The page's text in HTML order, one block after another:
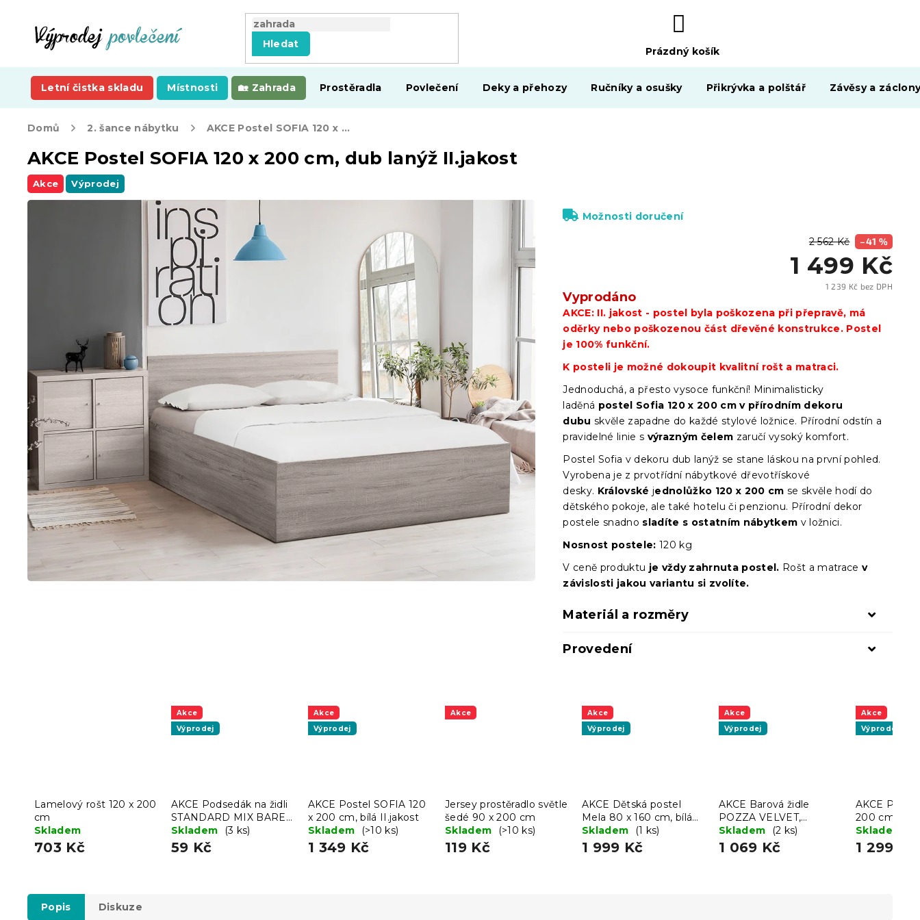
Hledat
NÁKUPNÍ
KOŠÍK
Prázdný košík
Letní čistka skladu Místnosti Zahrada Prostěradla Povlečení Deky a přehozy Ručníky a osušky Přikrývka a polštář Závěsy a
Domů 2. šance nábytku AKCE Postel SOFIA 120 x 200 cm, dub lanýž II.jakost
AKCE Postel SOFIA 120 x 200 cm, dub lanýž II.jakost
Akce Výprodej
2 562 Kč –41 %
1 499 Kč
1 239 Kč bez DPH
Vyprodáno
Možnosti doručení
AKCE: II. jakost - postel byla poškozena při přepravě, má
oděrky nebo poškozenou část dřevěné konstrukce. Postel
je 100% funkční.
K posteli je možné dokoupit kvalitní rošt a matraci.
Jednoduchá, a přesto vysoce funkční! Minimalisticky
laděná postel Sofia 120 x 200 cm v přírodním dekoru
dubu skvěle zapadne do každé stylové ložnice. Přírodní odstín a
pravidelné linie s výrazným čelem zaručí vysoký komfort.
Postel Sofia v dekoru dub lanýž se stane láskou na první pohled.
Vyrobena je z prvotřídní nábytkové dřevotřískové
desky. Královské jednolůžko 120 x 200 cm se skvěle hodí do
dětského pokoje, ale také hotelu či penzionu. Přírodní dekor
postele snadno sladíte s ostatním nábytkem v ložnici.
Nosnost postele: 120 kg
V ceně produktu je vždy zahrnuta postel. Rošt a matracev
závislosti jakou variantu si zvolíte.
Materiál a rozměry
Provedení
Lamelový rošt 120 x 200
cm
Skladem
703 Kč
Akce
Výprodej
AKCE Podsedák na židli
STANDARD MIX BAREV
II. jakost
Skladem (3 ks)
59 Kč
Akce
Výprodej
AKCE Postel SOFIA 120
x 200 cm, bílá II.jakost
Skladem
(>10 ks)
1 349 Kč
Akce
Jersey prostěradlo světle
šedé 90 x 200 cm
Skladem
(>10 ks)
119 Kč
Akce
Výprodej
AKCE Dětská postel
Mela 80 x 160 cm, bílá
II.jakost
Skladem (1 ks)
1 999 Kč
Akce
Výprodej
AKCE Barová židle
POZZA VELVET,
krémová II. jakost
Skladem (2 ks)
1 069 Kč
Akce
Výprodej
AKCE
200 cm,
jakost
Skladem
1 299 Kč
Popis Diskuze